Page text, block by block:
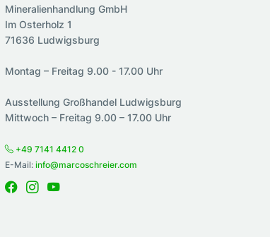
Mineralienhandlung GmbH
Im Osterholz 1
71636 Ludwigsburg
Montag – Freitag 9.00 - 17.00 Uhr
Ausstellung Großhandel Ludwigsburg
Mittwoch – Freitag 9.00 – 17.00 Uhr
+49 7141 4412 0
E-Mail: info@marcoschreier.com